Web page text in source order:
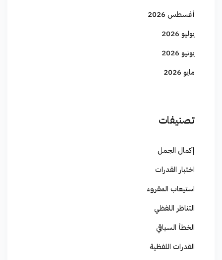
أغسطس 2026
يوليو 2026
يونيو 2026
مايو 2026
تصنيفات
إكمال الجمل
اختبار القدرات
استيعاب المقروء
التناظر اللفظي
الخطأ السياقي
القدرات اللفظية